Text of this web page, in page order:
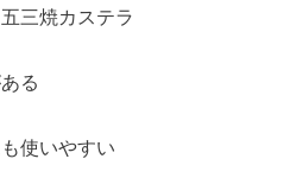
三焼カステラ
る
使いやすい